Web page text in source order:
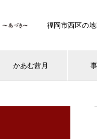
福岡市西区の
かあむ茜月